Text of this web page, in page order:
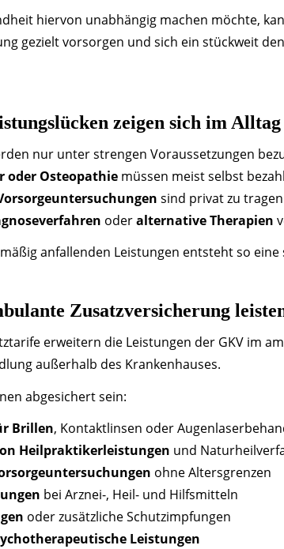
hiervon unabhängig machen möchte,
gezielt vorsorgen und sich ein stückweit
zeigen sich im
nur unter strengen Voraussetzungen
oder Osteopathie müssen meist selbst
sind privat zu tragen
oderalternative Therapien
anfallenden Leistungen entsteht so
Zusatzversicherung
erweitern die Leistungen der GKV im
außerhalb des Krankenhauses.
abgesichert sein:
Brillen, Kontaktlinsen oder
Heilpraktikerleistungen und
ohne Altersgrenzen
bei Arznei-, Heil- und Hilfsmitteln
oder zusätzliche Schutzimpfungen
Leistungen